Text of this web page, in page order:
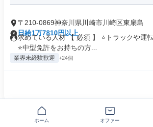
〒210-0869神奈川県川崎市川崎区東扇島
日給1万7810円以上
求めている人材 【 必須 】 ⭐トラックや運
⭐中型免許をお持ちの方...
業界未経験歓迎 +24個
歯科衛生士
ホーム オファー